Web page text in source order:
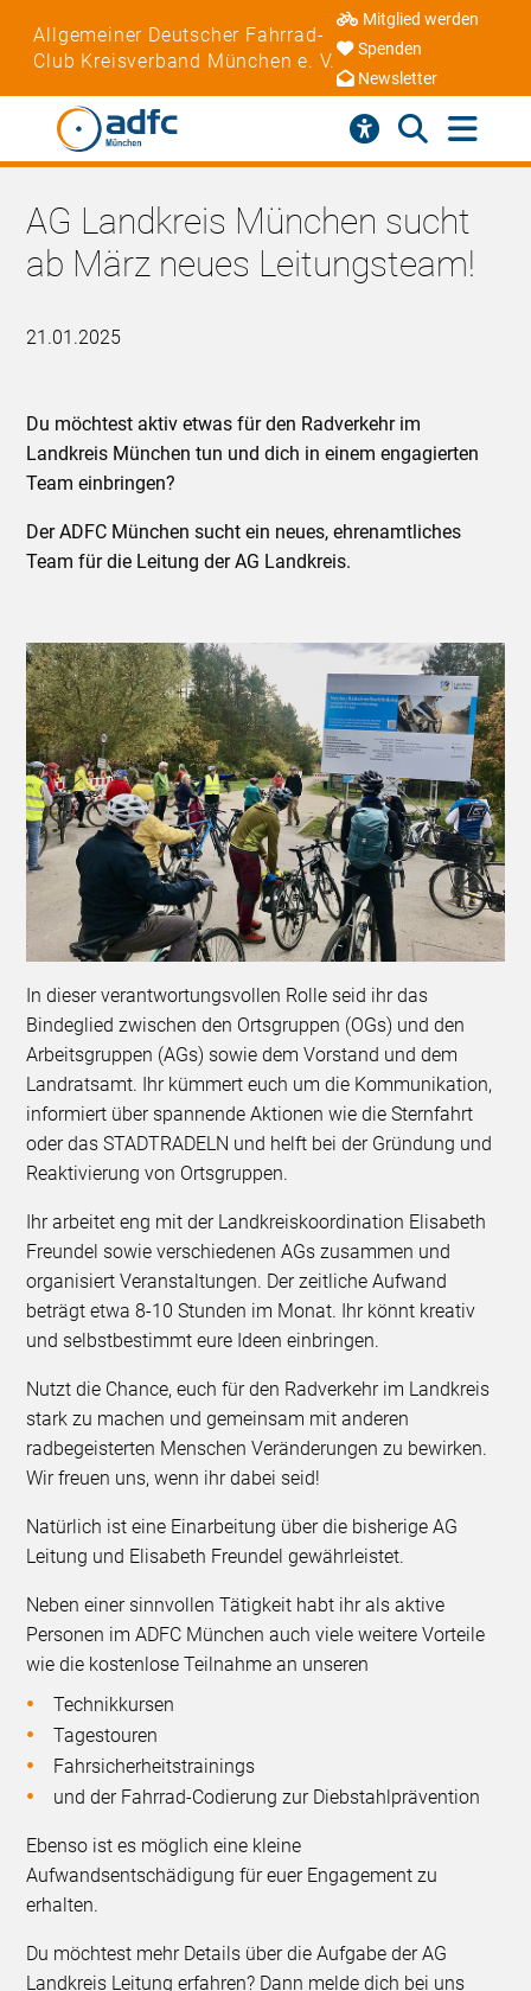
Allgemeiner Deutscher Fahrrad-
Club Kreisverband München e. V.
Mitglied werden
Spenden
Newsletter
AG Landkreis München sucht
ab März neues Leitungsteam!
21.01.2025
Du möchtest aktiv etwas für den Radverkehr im
Landkreis München tun und dich in einem engagierten
Team einbringen?
Der ADFC München sucht ein neues, ehrenamtliches
Team für die Leitung der AG Landkreis.
In dieser verantwortungsvollen Rolle seid ihr das
Bindeglied zwischen den Ortsgruppen (OGs) und den
Arbeitsgruppen (AGs) sowie dem Vorstand und dem
Landratsamt. Ihr kümmert euch um die Kommunikation,
informiert über spannende Aktionen wie die Sternfahrt
oder das STADTRADELN und helft bei der Gründung und
Reaktivierung von Ortsgruppen.
Ihr arbeitet eng mit der Landkreiskoordination Elisabeth
Freundel sowie verschiedenen AGs zusammen und
organisiert Veranstaltungen. Der zeitliche Aufwand
beträgt etwa 8-10 Stunden im Monat. Ihr könnt kreativ
und selbstbestimmt eure Ideen einbringen.
Nutzt die Chance, euch für den Radverkehr im Landkreis
stark zu machen und gemeinsam mit anderen
radbegeisterten Menschen Veränderungen zu bewirken.
Wir freuen uns, wenn ihr dabei seid!
Natürlich ist eine Einarbeitung über die bisherige AG
Leitung und Elisabeth Freundel gewährleistet.
Neben einer sinnvollen Tätigkeit habt ihr als aktive
Personen im ADFC München auch viele weitere Vorteile
wie die kostenlose Teilnahme an unseren
Technikkursen
Tagestouren
Fahrsicherheitstrainings
und der Fahrrad-Codierung zur Diebstahlprävention
Ebenso ist es möglich eine kleine
Aufwandsentschädigung für euer Engagement zu
erhalten.
Du möchtest mehr Details über die Aufgabe der AG
Landkreis Leitung erfahren? Dann melde dich bei uns